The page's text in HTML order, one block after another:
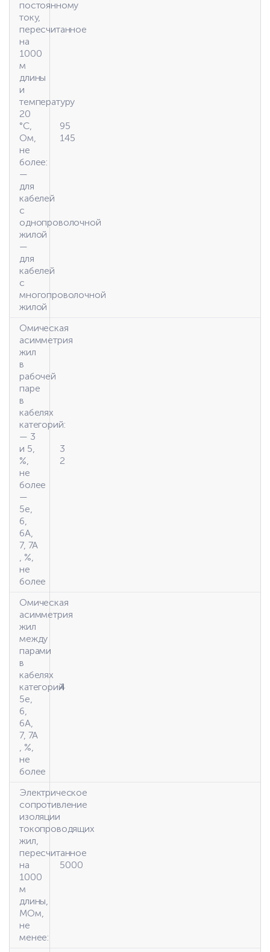
постоянному
току,
пересчитанное
на
1000
м
длины
и
температуру
20
°C,
Ом,
не
более:
—
для
кабелей
с
однопроволочной
жилой
—
для
кабелей
с
многопроволочной
жилой
95
145
Омическая
асимметрия
жил
в
рабочей
паре
в
кабелях
категорий:
— 3
и 5,
%,
не
более
—
5е,
6,
6А,
7, 7А
, %,
не
более
3
2
Омическая
асимметрия
жил
между
парами
в
кабелях
категорий
5е,
6,
6А,
7, 7А
, %,
не
более
4
Электрическое
сопротивление
изоляции
токопроводящих
жил,
пересчитанное
на
1000
м
длины,
МОм,
не
менее:
5000